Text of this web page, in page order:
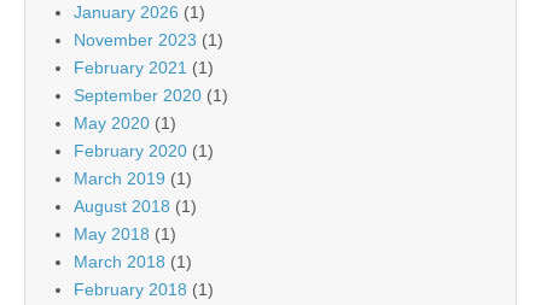
January 2026 (1)
November 2023 (1)
February 2021 (1)
September 2020 (1)
May 2020 (1)
February 2020 (1)
March 2019 (1)
August 2018 (1)
May 2018 (1)
March 2018 (1)
February 2018 (1)